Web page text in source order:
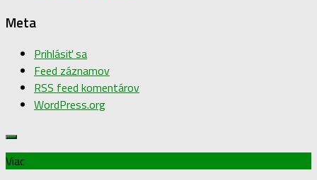
Meta
Prihlásiť sa
Feed záznamov
RSS feed komentárov
WordPress.org
Viac